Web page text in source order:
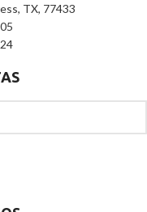
TX, 77433